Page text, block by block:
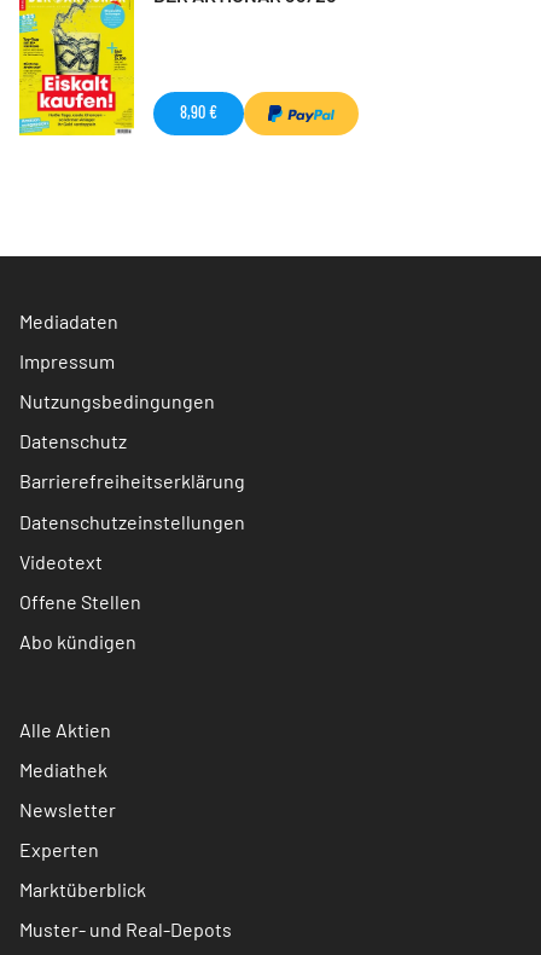
8,90 €
Mediadaten
Impressum
Nutzungsbedingungen
Datenschutz
Barrierefreiheitserklärung
Datenschutzeinstellungen
Videotext
Offene Stellen
Abo kündigen
Alle Aktien
Mediathek
Newsletter
Experten
Marktüberblick
Muster- und Real-Depots